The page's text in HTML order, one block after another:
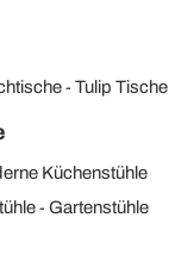
Tulip Tische
Küchenstühle
Gartenstühle